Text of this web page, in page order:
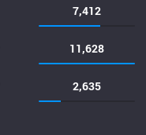
7,412
11,628
2,635